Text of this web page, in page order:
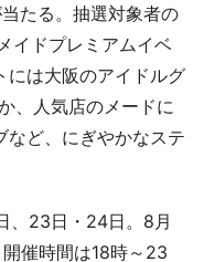
たる。抽選対象者の
イドプレミアムイベ
には大阪のアイドルグ
、人気店のメードに
など、にぎやかなステ
、23日・24日。8月
催時間は18時～23